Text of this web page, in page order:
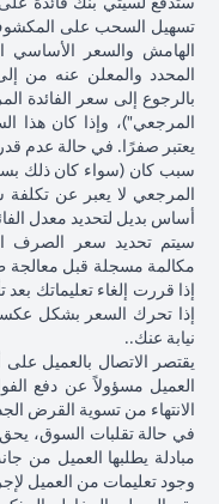
السعر
المستحق
للبنك)
بعد 1
شهر
ياباني =
بالدولار
الأمريكي
إذا تم
تحويل
قرض
الين
الياباني
مرة
أخرى
قرض
بالدولار
الأمريكي
102.90
ين ياباني)
تسهيل السحب على
الهامش والسعر الأساسي
المحدد والمعلن عنه من
بالرجوع إلى سعر الفائدة
المرجعي")، وإذا كان هذا
يعتبر صفرًا. في حالة عدم
سبب كان (سواء كان ذلك
المرجعي لا يعبر عن تكلفة
أساس بديل لتحديد معدل
سيتم تحديد سعر الصرف
مكالمة مسجلة قبل معالجة
إذا قررت إلغاء تعليماتك
إذا تحرك السعر بشكل عكسي
نيابة عنك..
يقتصر الاتصال بالعميل
العميل مسؤولاً عن دفع
الانتهاء من تسوية القرض
في حالة تقلبات السوق، يحق
مبادلة يطلبها العميل من
وجود تعليمات من العميل